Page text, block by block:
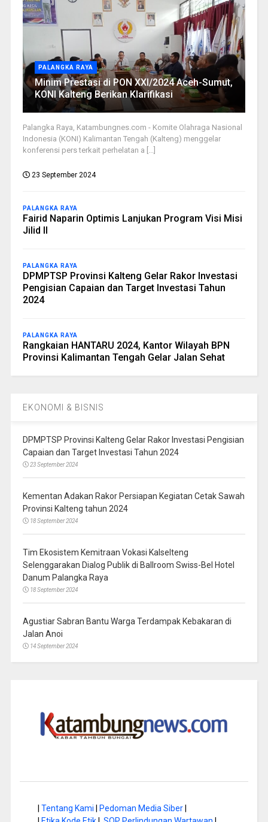
PALANGKA RAYA
Minim Prestasi di PON XXI/2024 Aceh-Sumut,
KONI Kalteng Berikan Klarifikasi
Palangka Raya, Katambungnes.com - Komite Olahraga Nasional
Indonesia (KONI) Kalimantan Tengah (Kalteng) menggelar
konferensi pers terkait perhelatan a [...]
23 September 2024
PALANGKA RAYA
Fairid Naparin Optimis Lanjukan Program Visi Misi
Jilid II
PALANGKA RAYA
DPMPTSP Provinsi Kalteng Gelar Rakor Investasi
Pengisian Capaian dan Target Investasi Tahun
2024
PALANGKA RAYA
Rangkaian HANTARU 2024, Kantor Wilayah BPN
Provinsi Kalimantan Tengah Gelar Jalan Sehat
EKONOMI & BISNIS
DPMPTSP Provinsi Kalteng Gelar Rakor Investasi Pengisian
Capaian dan Target Investasi Tahun 2024
23 September 2024
Kementan Adakan Rakor Persiapan Kegiatan Cetak Sawah
Provinsi Kalteng tahun 2024
18 September 2024
Tim Ekosistem Kemitraan Vokasi Kalselteng
Selenggarakan Dialog Publik di Ballroom Swiss-Bel Hotel
Danum Palangka Raya
18 September 2024
Agustiar Sabran Bantu Warga Terdampak Kebakaran di
Jalan Anoi
14 September 2024
Tentang Kami Pedoman Media Siber|